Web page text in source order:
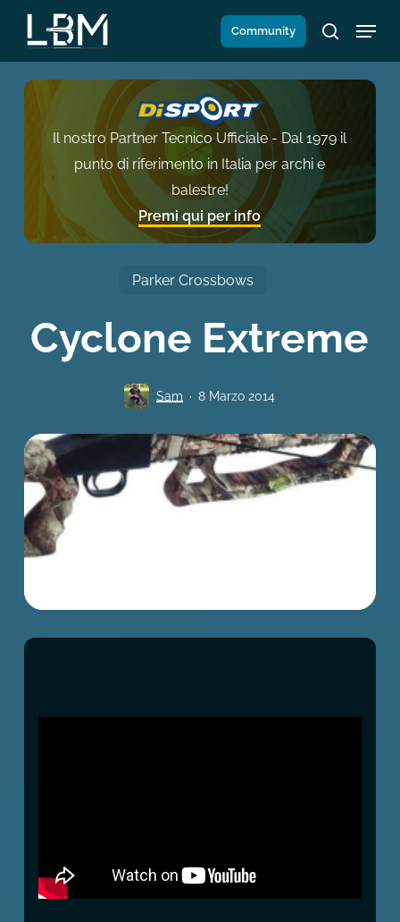
Salta
contenuto
principale
Community
search
Menu
Il nostro Partner Tecnico Ufficiale - Dal 1979 il
punto di riferimento in Italia per archi e
balestre!
Premi qui per info
Parker Crossbows
Cyclone Extreme
Sam 8 Marzo 2014